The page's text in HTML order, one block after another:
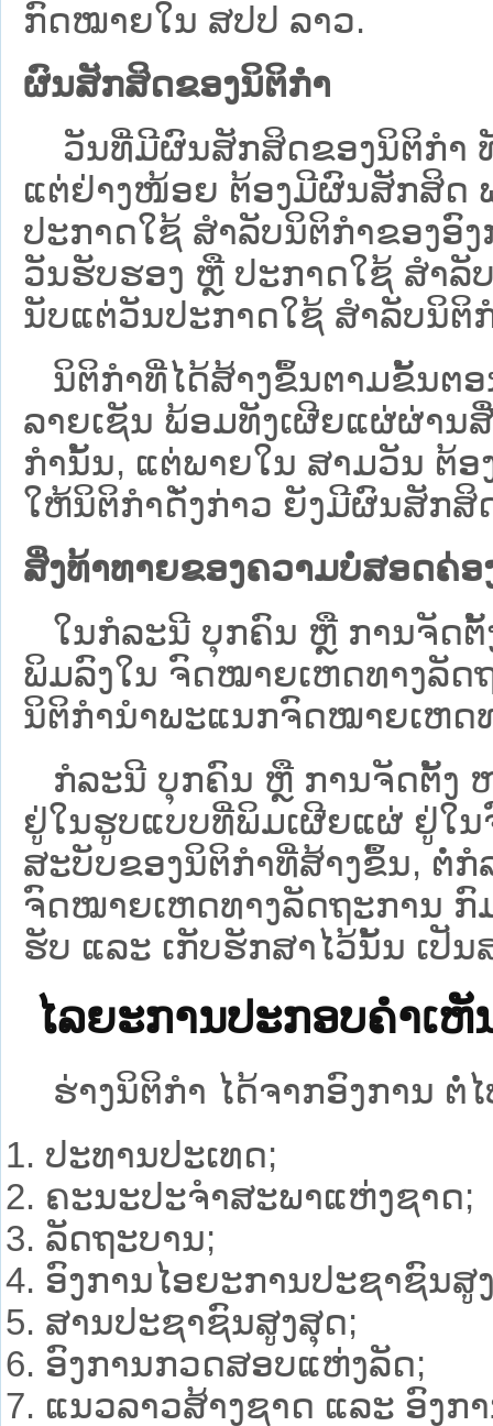
ກົດໝາຍໃນ ສປປ ລາວ.
ຜົນສັກສິດຂອງນິຕິກຳ
ວັນທີ່ມີຜົນສັກສິດຂອງນິຕິກໍາ
ແຕ່ຢ່າງໜ້ອຍ ຕ້ອງມີຜົນສັກສິດ
ປະກາດໃຊ້ ສຳລັບນິຕິກຳຂອງອົ
ວັນຮັບຮອງ ຫຼື ປະກາດໃຊ້ ສໍາລັ
ນັບແຕ່ວັນປະກາດໃຊ້ ສຳລັບນິຕິ
ນິຕິກໍາທີ່ໄດ້ສ້າງຂຶ້ນຕາມຂັ້ນຕ
ລາຍເຊັນ ພ້ອມທັງເຜີຍແຜ່ຜ່ານ
ກຳນັ້ນ, ແຕ່ພາຍໃນ ສາມວັນ ຕ້ອ
ໃຫ້ນິຕິກຳດັ່ງກ່າວ ຍັງມີຜົນສັກສິ
ສິ່ງທ້າທາຍຂອງຄວາມບໍ່​ສອດ​ຄ່ອ
ໃນກໍລະນີ ບຸກຄົນ ຫຼື ການຈັດຕັ້
ພິມລົງໃນ ຈົດໝາຍເຫດທາງລັດ
ນິຕິກຳນຳພະແນກຈົດໝາຍເຫດ
ກໍລະນີ ບຸກຄົນ ຫຼື ການຈັດຕັ້ງ
ຢູ່ໃນຮູບແບບທີ່ພິມເຜີຍແຜ່ ຢູ່ໃ
ສະບັບຂອງນິຕິກຳທີ່ສ້າງຂຶ້ນ, ຕໍ່
ຈົດໝາຍເຫດທາງລັດຖະການ
ຮັບ ແລະ ເກັບຮັກສາໄວ້ນັ້ນ ເ
ໄລຍະການປະກອບຄຳເ
ຮ່າງນິຕິກຳ ໄດ້ຈາກອົງການ ຕໍ່
ປະທານປະເທດ;
ຄະນະປະຈຳສະພາແຫ່ງຊາດ;
ລັດຖະບານ;
ອົງການໄອຍະການປະຊາຊົນສູ
ສານປະຊາຊົນສູງສຸດ;
ອົງການກວດສອບແຫ່ງລັດ;
ແນວລາວສ້າງຊາດ ແລະ ອົງ